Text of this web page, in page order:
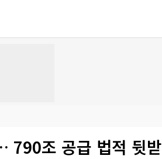
790조 공급 법적 뒷받